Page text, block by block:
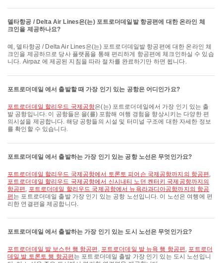
델타항공 / Delta Air Lines은(는) 포트로더데일발 항공편에 대한 온라인 체
크인을 제공하나요?
예, 델타항공 / Delta Air Lines은(는) 포트로더데일발 항공편에 대한 온라인 체
크인을 제공하므로 당사 플랫폼을 통해 편리하게 항공편에 체크인하실 수 있습
니다. Airpaz 에 제공된 지침을 따라 절차를 완료하기만 하면 됩니다.
포트로더데일 에서 출발할 때 가장 인기 있는 공항은 어디인가요?
포트로더데일 할리우드 국제공항은(는) 포트로더데일에서 가장 인기 있는 출
발 공항입니다. 이 공항들은 을(를) 포함해 여행 경험을 향상시키는 다양한 편
의시설을 제공합니다. 해당 공항들의 시설 및 터미널 구조에 대한 자세한 정보
를 확인할 수 있습니다.
포트로더데일 에서 출발하는 가장 인기 있는 공항 노선은 무엇인가요?
포트로더데일 할리우드 국제공항에서 토론토 피어슨 국제공항까지의 항공편 ,
포트로더데일 할리우드 국제공항에서 신시내티 노던 켄터키 국제공항까지의
항공편 , 포트로더데일 할리우드 국제공항에서 뉴욕라과디아공항까지의 항공
편 는 포트로더데일 출발 가장 인기 있는 공항 노선입니다. 이 노선은 여행에 편
리한 연결편을 제공합니다.
포트로더데일 에서 출발하는 가장 인기 있는 도시 노선은 무엇인가요?
포트로더데일 발 보스턴 행 항공편 , 포트로더데일 발 뉴욕 행 항공편 , 포트로더
데일 발 토론토 행 항공편 는 포트로더데일 출발 가장 인기 있는 도시 노선입니